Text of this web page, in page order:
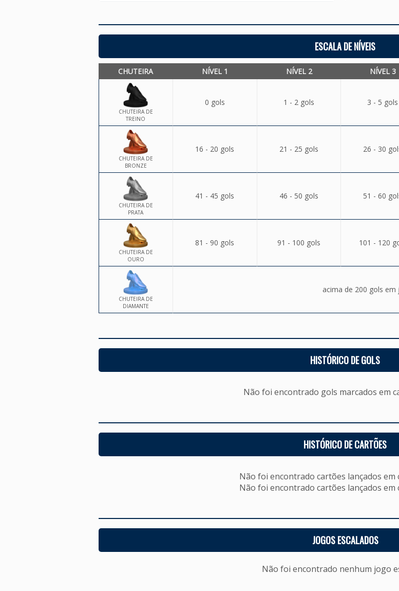
ESCALA DE NÍVEIS
CHUTEIRA NÍVEL 1 NÍVEL 2 NÍVEL 3
CHUTEIRA DE
TREINO
0 gols 1 - 2 gols 3 - 5 gols
CHUTEIRA DE
BRONZE
16 - 20 gols 21 - 25 gols 26 - 30
CHUTEIRA DE
PRATA
41 - 45 gols 46 - 50 gols 51 - 60
CHUTEIRA DE
OURO
81 - 90 gols 91 - 100 gols 101 - 120
CHUTEIRA DE
DIAMANTE
acima de 200 gols
HISTÓRICO DE GOLS
Não foi encontrado gols marcados em
HISTÓRICO DE CARTÕES
Não foi encontrado cartões lançados em
Não foi encontrado cartões lançados em
JOGOS ESCALADOS
Não foi encontrado nenhum jogo